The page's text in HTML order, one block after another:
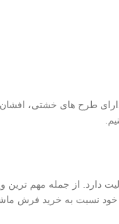
طرح های خشتی،
دارد. از جمله مهم
خود نسبت به خرید فرش